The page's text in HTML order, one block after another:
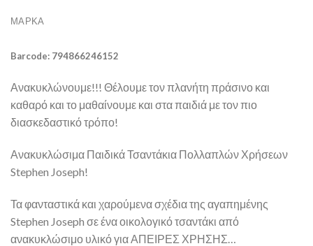
ΜΆΡΚΑ
Barcode: 794866246152
Ανακυκλώνουμε!!! Θέλουμε τον πλανήτη πράσινο και
καθαρό και το μαθαίνουμε και στα παιδιά με τον πιο
διασκεδαστικό τρόπο!
Ανακυκλώσιμα Παιδικά Τσαντάκια Πολλαπλών Χρήσεων
Stephen Joseph!
Τα φανταστικά και χαρούμενα σχέδια της αγαπημένης
Stephen Joseph σε ένα οικολογικό τσαντάκι από
ανακυκλώσιμο υλικό για ΑΠΕΙΡΕΣ ΧΡΗΣΗΣ…